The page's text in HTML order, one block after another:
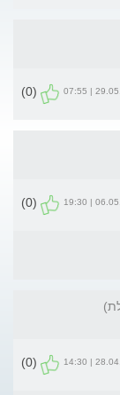
29.05.13 |
(0)
06.05.13 |
(0)
28.04.13 |
(0)